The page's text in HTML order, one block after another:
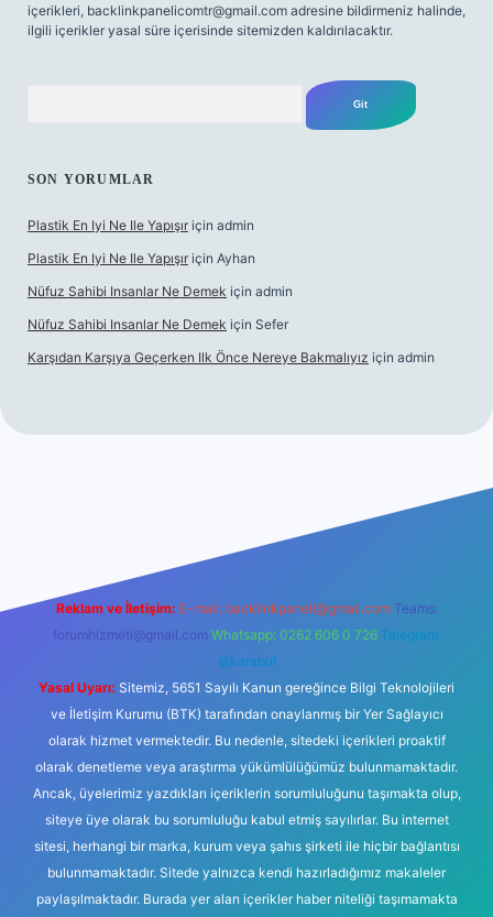
içerikleri, backlinkpanelicomtr@gmail.com adresine bildirmeniz halinde,
ilgili içerikler yasal süre içerisinde sitemizden kaldırılacaktır.
SON YORUMLAR
Plastik En Iyi Ne Ile Yapışır için admin
Plastik En Iyi Ne Ile Yapışır için Ayhan
Nüfuz Sahibi Insanlar Ne Demek için admin
Nüfuz Sahibi Insanlar Ne Demek için Sefer
Karşıdan Karşıya Geçerken Ilk Önce Nereye Bakmalıyız için admin
Reklam ve İletişim: E-mail: backlinkpaneli@gmail.com Teams:
forumhizmeti@gmail.com Whatsapp: 0262 606 0 726 Telegram:
@karabul
Yasal Uyarı: Sitemiz, 5651 Sayılı Kanun gereğince Bilgi Teknolojileri
ve İletişim Kurumu (BTK) tarafından onaylanmış bir Yer Sağlayıcı
olarak hizmet vermektedir. Bu nedenle, sitedeki içerikleri proaktif
olarak denetleme veya araştırma yükümlülüğümüz bulunmamaktadır.
Ancak, üyelerimiz yazdıkları içeriklerin sorumluluğunu taşımakta olup,
siteye üye olarak bu sorumluluğu kabul etmiş sayılırlar. Bu internet
sitesi, herhangi bir marka, kurum veya şahıs şirketi ile hiçbir bağlantısı
bulunmamaktadır. Sitede yalnızca kendi hazırladığımız makaleler
paylaşılmaktadır. Burada yer alan içerikler haber niteliği taşımamakta